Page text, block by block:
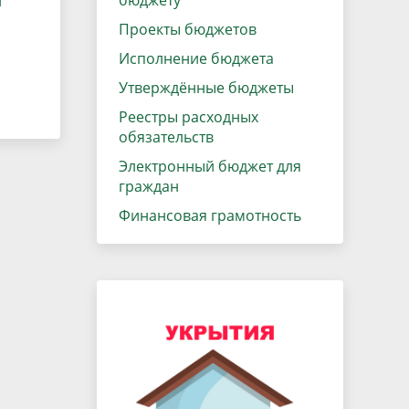
Поддержка малого и среднего
предпринимательства
Проекты бюджетов
Исполнение бюджета
Утверждённые бюджеты
Реестры расходных
обязательств
Электронный бюджет для
граждан
Финансовая грамотность